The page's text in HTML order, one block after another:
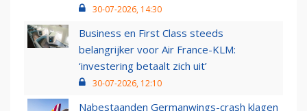
30-07-2026, 14:30
Business en First Class steeds
belangrijker voor Air France-KLM:
‘investering betaalt zich uit’
30-07-2026, 12:10
Nabestaanden Germanwings-crash klagen